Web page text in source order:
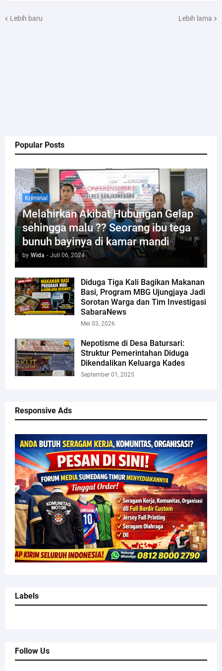
Popular Posts
Kriminal
Melahirkan Akibat Hubungan Gelap
sehingga malu ?? Seorang ibu tega
bunuh bayinya di kamar mandi
by Wida - Juli 06, 2024
Diduga Tiga Kali Bagikan Makanan
Basi, Program MBG Ujungjaya Jadi
Sorotan Warga dan Tim Investigasi
SabaraNews
Mei 03, 2026
Nepotisme di Desa Batursari:
Struktur Pemerintahan Diduga
Dikendalikan Keluarga Kades
September 01, 2025
Responsive Ads
Labels
Lebih baru Lebih lama
Follow Us